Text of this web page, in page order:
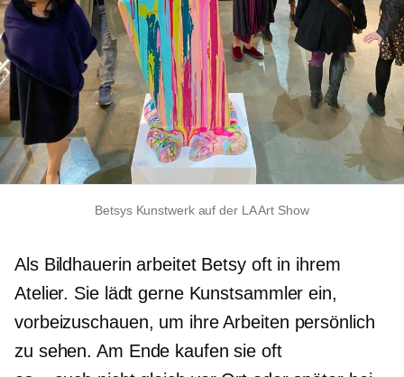
Betsys Kunstwerk auf der LA Art Show
Als Bildhauerin arbeitet Betsy oft in ihrem
Atelier. Sie lädt gerne Kunstsammler ein,
vorbeizuschauen, um ihre Arbeiten persönlich
zu sehen. Am Ende kaufen sie oft